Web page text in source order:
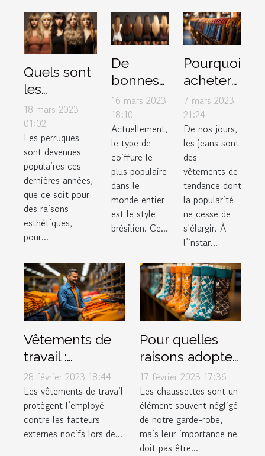
Quels sont
les
accessoires
à mettre
sous une
perruque ?
18 mars 2023
01:02
Les perruques
sont devenues
populaires ces
dernières années,
que ce soit pour
des raisons
esthétiques,
pour...
De
bonnes
raisons
d’utiliser
le lissage
brésilien
16 mars 2023
18:10
Actuellement,
le type de
coiffure le
plus populaire
dans le
monde entier
est le style
brésilien. Ce...
Pourquoi
acheter
des
jeans
femme
auprès
d’un
grossiste
en
ligne ?
7 mars 2023
21:24
De nos jours,
les jeans sont
des
vêtements de
tendance dont
la popularité
ne cesse de
s’élargir. À
l’instar...
Vêtements de
travail :
pourquoi est-ce
si important ?
28 février 2023 18:44
Les vêtements de travail
protègent l’employé
contre les facteurs
externes nocifs lors de...
Pour quelles
raisons adopter
les Chaussettes
Marchill Socks ?
17 février 2023 17:36
Les chaussettes sont un
élément souvent négligé
de notre garde-robe,
mais leur importance ne
doit pas être...